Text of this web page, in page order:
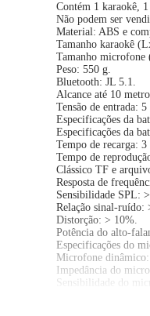
Contém 1 karaokê,
Não podem ser
Material: ABS e
Tamanho karaokê
Tamanho
Peso: 550 g.
Bluetooth: JL 5.1.
Alcance até 10
Tensão de entrada:
Especificações da
Especificações da
Tempo de recarga: 3
Tempo de
Clássico TF e
Resposta de
Sensibilidade SPL:
Relação sinal-ruído:
Distorção: > 10%.
Potência do alto-
Especificações do
Microfone
Impedância do
Sensibilidade do